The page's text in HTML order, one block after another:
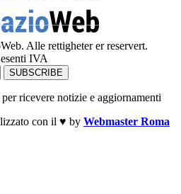
Alle rettigheter er reservert.
IVA
ricevere notizie e aggiornamenti
con il ♥ by Webmaster Roma